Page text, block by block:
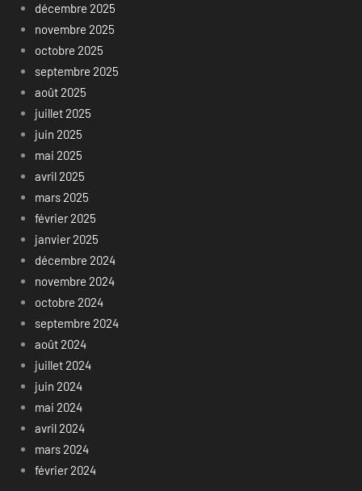
décembre 2025
novembre 2025
octobre 2025
septembre 2025
août 2025
juillet 2025
juin 2025
mai 2025
avril 2025
mars 2025
février 2025
janvier 2025
décembre 2024
novembre 2024
octobre 2024
septembre 2024
août 2024
juillet 2024
juin 2024
mai 2024
avril 2024
mars 2024
février 2024